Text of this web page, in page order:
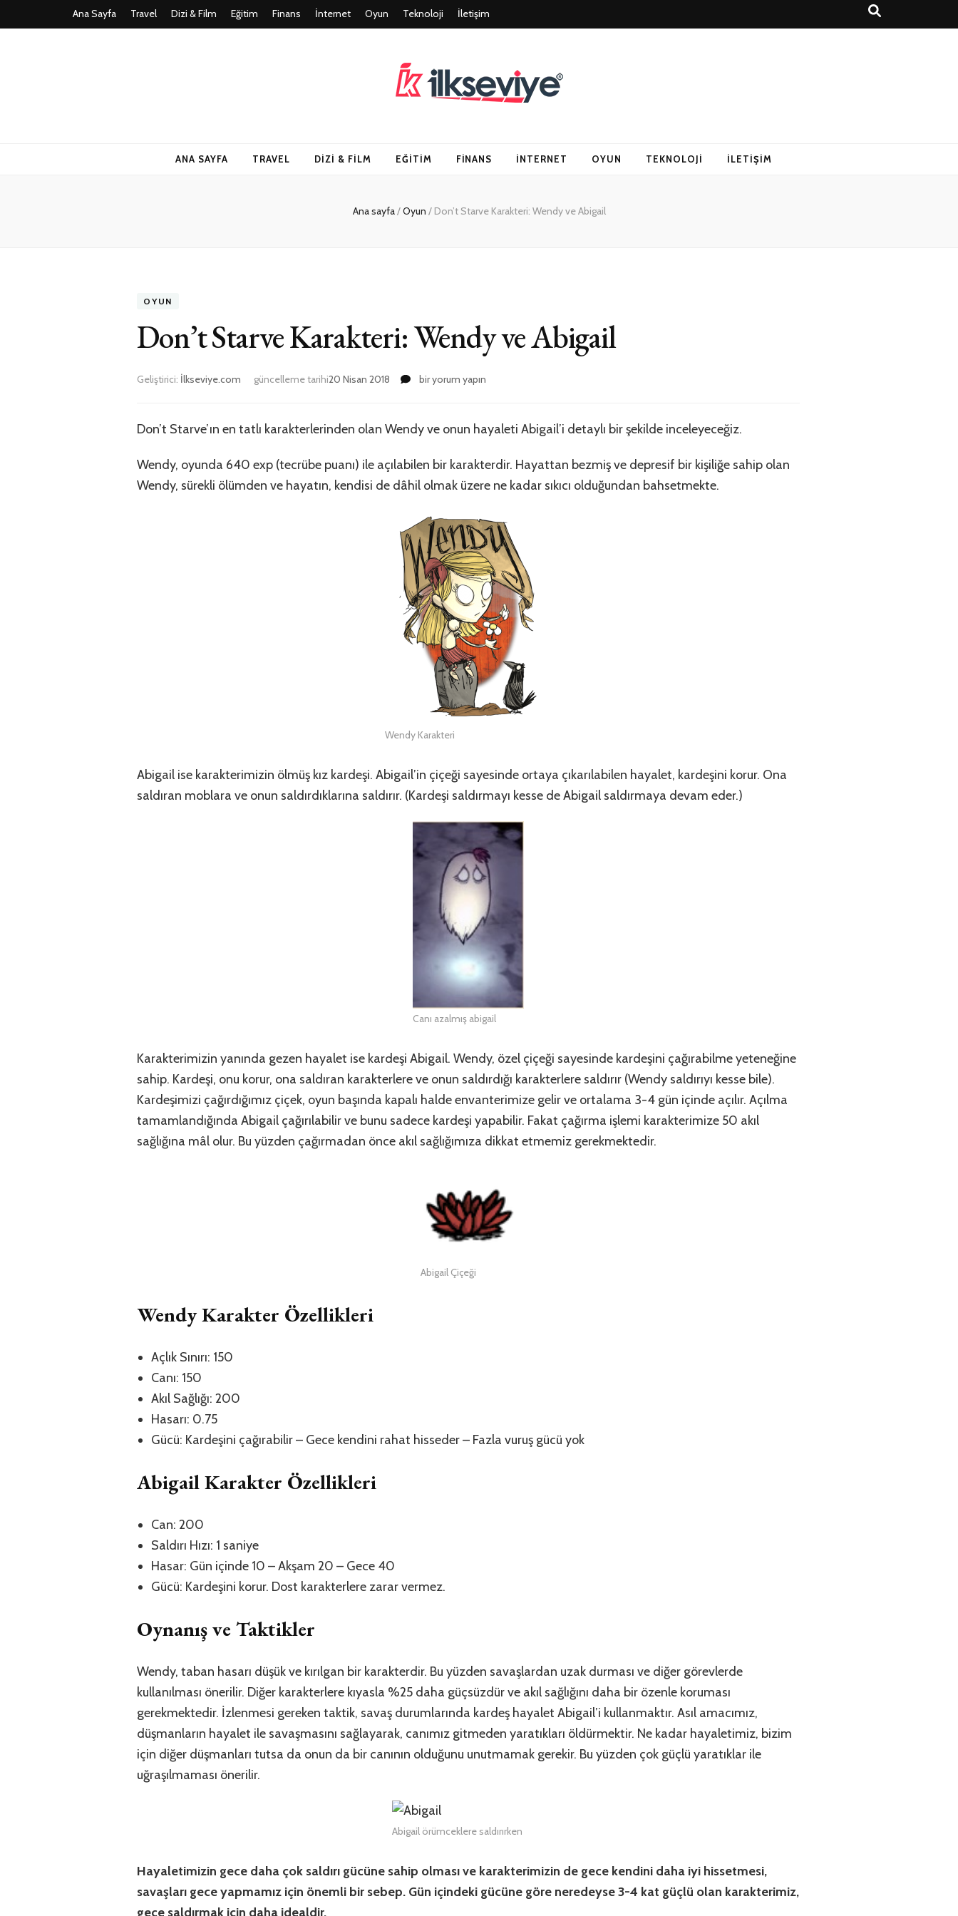
Ana Sayfa Travel Dizi & Film Eğitim Finans İnternet Oyun Teknoloji İletişim
ANA SAYFA TRAVEL DIZI & FILM EĞITIM FINANS İNTERNET OYUN TEKNOLOJI İLETIŞIM
Ana sayfa/Oyun / Don’t Starve Karakteri: Wendy ve Abigail
OYUN
Don’t Starve Karakteri: Wendy ve Abigail
Geliştirici: İlkseviye.com güncelleme tarihi20 Nisan 2018
Don’t
Wendy
ve
için
bir yorum yapın
Don’t Starve’ın en tatlı karakterlerinden olan Wendy ve onun hayaleti Abigail’i detaylı bir şekilde inceleyeceğiz.
Wendy, oyunda 640 exp (tecrübe puanı) ile açılabilen bir karakterdir. Hayattan bezmiş ve depresif bir kişiliğe sahip olan
Wendy, sürekli ölümden ve hayatın, kendisi de dâhil olmak üzere ne kadar sıkıcı olduğundan bahsetmekte.
Wendy Karakteri
Abigail ise karakterimizin ölmüş kız kardeşi. Abigail’in çiçeği sayesinde ortaya çıkarılabilen hayalet, kardeşini korur. Ona
saldıran moblara ve onun saldırdıklarına saldırır. (Kardeşi saldırmayı kesse de Abigail saldırmaya devam eder.)
Canı azalmış abigail
Karakterimizin yanında gezen hayalet ise kardeşi Abigail. Wendy, özel çiçeği sayesinde kardeşini çağırabilme yeteneğine
sahip. Kardeşi, onu korur, ona saldıran karakterlere ve onun saldırdığı karakterlere saldırır (Wendy saldırıyı kesse bile).
Kardeşimizi çağırdığımız çiçek, oyun başında kapalı halde envanterimize gelir ve ortalama 3-4 gün içinde açılır. Açılma
tamamlandığında Abigail çağırılabilir ve bunu sadece kardeşi yapabilir. Fakat çağırma işlemi karakterimize 50 akıl
sağlığına mâl olur. Bu yüzden çağırmadan önce akıl sağlığımıza dikkat etmemiz gerekmektedir.
Abigail Çiçeği
Wendy Karakter Özellikleri
Açlık Sınırı: 150
Canı: 150
Akıl Sağlığı: 200
Hasarı: 0.75
Gücü: Kardeşini çağırabilir – Gece kendini rahat hisseder – Fazla vuruş gücü yok
Abigail Karakter Özellikleri
Can: 200
Saldırı Hızı: 1 saniye
Hasar: Gün içinde 10 – Akşam 20 – Gece 40
Gücü: Kardeşini korur. Dost karakterlere zarar vermez.
Oynanış ve Taktikler
Wendy, taban hasarı düşük ve kırılgan bir karakterdir. Bu yüzden savaşlardan uzak durması ve diğer görevlerde
kullanılması önerilir. Diğer karakterlere kıyasla %25 daha güçsüzdür ve akıl sağlığını daha bir özenle koruması
gerekmektedir. İzlenmesi gereken taktik, savaş durumlarında kardeş hayalet Abigail’i kullanmaktır. Asıl amacımız,
düşmanların hayalet ile savaşmasını sağlayarak, canımız gitmeden yaratıkları öldürmektir. Ne kadar hayaletimiz, bizim
için diğer düşmanları tutsa da onun da bir canının olduğunu unutmamak gerekir. Bu yüzden çok güçlü yaratıklar ile
uğraşılmaması önerilir.
Abigail örümceklere saldırırken
Hayaletimizin gece daha çok saldırı gücüne sahip olması ve karakterimizin de gece kendini daha iyi hissetmesi,
savaşları gece yapmamız için önemli bir sebep. Gün içindeki gücüne göre neredeyse 3-4 kat güçlü olan karakterimiz,
gece saldırmak için daha idealdir.